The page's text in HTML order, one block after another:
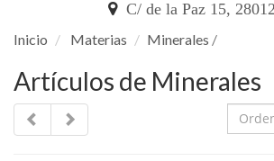
C/ de la Paz 15,
Inicio Materias Minerales /
Artículos de Minerales